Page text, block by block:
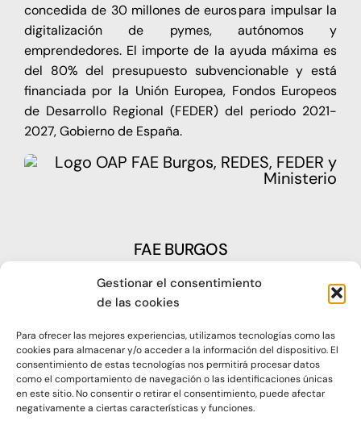
Gestionar el consentimiento
de las cookies
Para ofrecer las mejores experiencias, utilizamos tecnologías como las
cookies para almacenar y/o acceder a la información del dispositivo. El
consentimiento de estas tecnologías nos permitirá procesar datos
como el comportamiento de navegación o las identificaciones únicas
en este sitio. No consentir o retirar el consentimiento, puede afectar
negativamente a ciertas características y funciones.
concedida de 30 millones de euros para impulsar la
digitalización de pymes, autónomos y
emprendedores. El importe de la ayuda máxima es
del 80% del presupuesto subvencionable y está
financiada por la Unión Europea, Fondos Europeos
de Desarrollo Regional (FEDER) del periodo 2021-
2027, Gobierno de España.
FAE BURGOS
Plaza Castilla, nº1 – 09003 Burgos
Telf: 947 266 142
Fax: 947 273 797
oap@faeburgos.org